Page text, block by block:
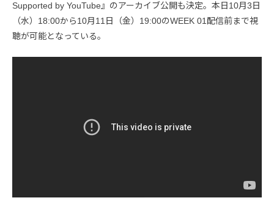
Supported by YouTube』のアーカイブ公開も決定。本日10月3日
（水）18:00から10月11日（金）19:00のWEEK 01配信前まで視
聴が可能となっている。